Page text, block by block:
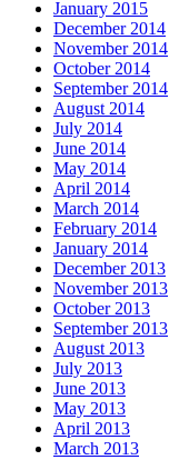
January 2015
December 2014
November 2014
October 2014
September 2014
August 2014
July 2014
June 2014
May 2014
April 2014
March 2014
February 2014
January 2014
December 2013
November 2013
October 2013
September 2013
August 2013
July 2013
June 2013
May 2013
April 2013
March 2013